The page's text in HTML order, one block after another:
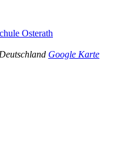
Osterath
Deutschland Google Karte